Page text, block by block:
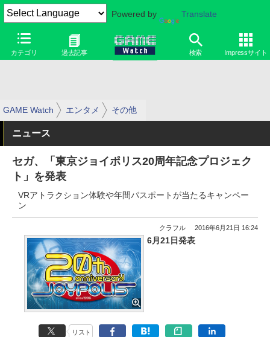
Powered by Translate
カテゴリ 過去記事 検索 Impressサイト
GAME Watch エンタメ その他
ニュース
セガ、「東京ジョイポリス20周年記念プロジェク
ト」を発表
VRアトラクション体験や年間パスポートが当たるキャンペー
ン
クラフル 2016年6月21日 16:24
6月21日発表
リスト